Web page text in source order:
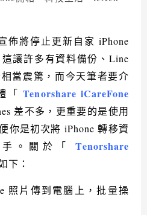
佈將停止更新自家 iPhone
讓許多有資料備份、Line
當震驚，而今天筆者要介
「Tenorshare iCareFone
差不多，更重要的是使用
你是初次將 iPhone 轉移資
手。關於「Tenorshare
下：
照片傳到電腦上，批量操